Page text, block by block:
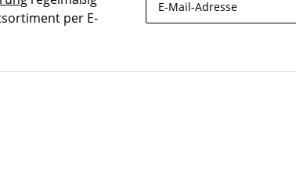
per E-